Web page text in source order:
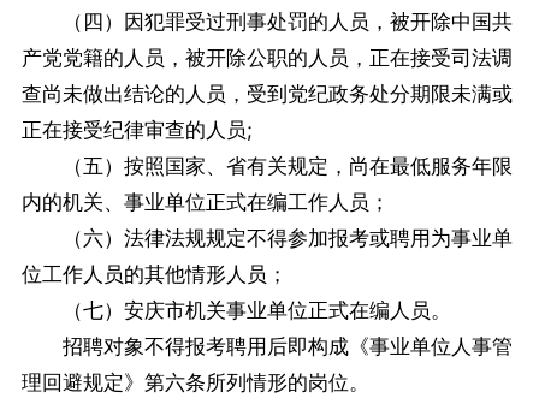
（四）因犯罪受过刑事处罚的人员，被开除中国共
产党党籍的人员，被开除公职的人员，正在接受司法调
查尚未做出结论的人员，受到党纪政务处分期限未满或
正在接受纪律审查的人员;
（五）按照国家、省有关规定，尚在最低服务年限
内的机关、事业单位正式在编工作人员；
（六）法律法规规定不得参加报考或聘用为事业单
位工作人员的其他情形人员；
（七）安庆市机关事业单位正式在编人员。
招聘对象不得报考聘用后即构成《事业单位人事管
理回避规定》第六条所列情形的岗位。